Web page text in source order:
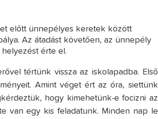
előtt ünnepélyes keretek között
Az átadást követően, az ünnepély
érte el.
tértünk vissza az iskolapadba. Első
Amint véget ért az óra, siettünk
hogy kimehetünk-e focizni az
van egy kis feladatunk. Minden nap le